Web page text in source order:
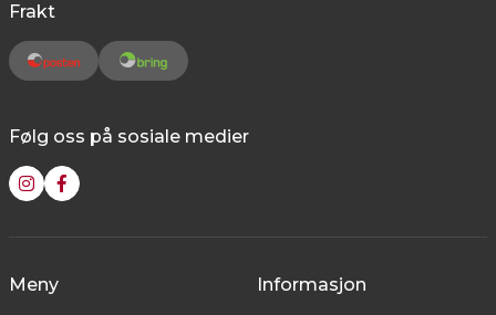
Frakt
Følg oss på sosiale medier
Meny Informasjon